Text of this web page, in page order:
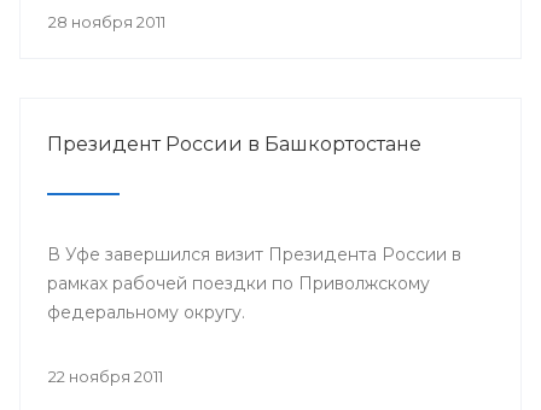
28 ноября 2011
Президент России в Башкортостане
В Уфе завершился визит Президента России в
рамках рабочей поездки по Приволжскому
федеральному округу.
22 ноября 2011